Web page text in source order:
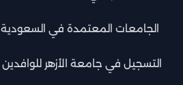
الجامعات المعتمدة في السعودية
التسجيل في جامعة الأزهر للوافدين